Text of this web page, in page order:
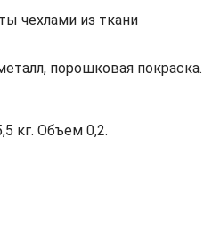
чехлами из ткани
порошковая покраска.
кг. Объем 0,2.